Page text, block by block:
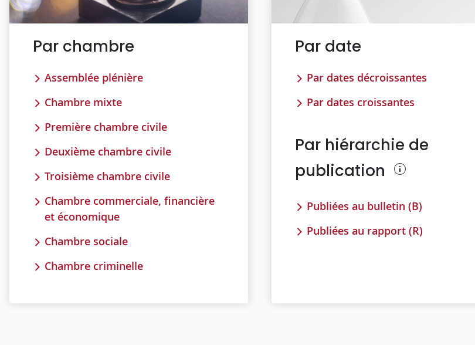
Par chambre
Assemblée plénière
Chambre mixte
Première chambre civile
Deuxième chambre civile
Troisième chambre civile
Chambre commerciale, financière
et économique
Chambre sociale
Chambre criminelle
Par date
Par dates décroissantes
Par dates croissantes
Par hiérarchie de
publication
Publiées au bulletin (B)
Publiées au rapport (R)